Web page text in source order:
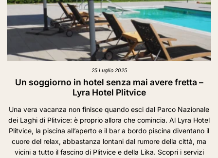
25 Luglio 2025
Un soggiorno in hotel senza mai avere fretta –
Lyra Hotel Plitvice
Una vera vacanza non finisce quando esci dal Parco Nazionale
dei Laghi di Plitvice: è proprio allora che comincia. Al Lyra Hotel
Plitvice, la piscina all’aperto e il bar a bordo piscina diventano il
cuore del relax, abbastanza lontani dal rumore della città, ma
vicini a tutto il fascino di Plitvice e della Lika. Scopri i servizi